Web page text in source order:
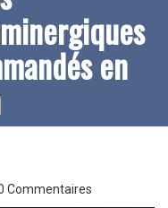
en
Commentaires